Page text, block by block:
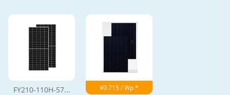
FY210-110H-57... ¥0.715 / Wp *